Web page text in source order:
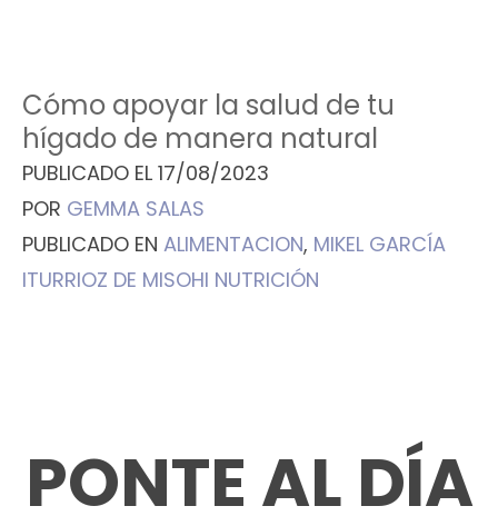
Cómo apoyar la salud de tu
hígado de manera natural
PUBLICADO EL 17/08/2023
POR GEMMA SALAS
PUBLICADO EN ALIMENTACION, MIKEL GARCÍA
ITURRIOZ DE MISOHI NUTRICIÓN
PONTE AL DÍA